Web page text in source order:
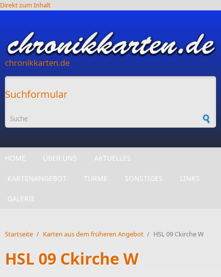
Direkt zum Inhalt
chronikkarten.de
Suchformular
HOME ÜBER UNS AKTUELLES
KARTENANGEBOT TÜRME SONSTIGES LINKS
GALERIE
Startseite / Karten aus dem früheren Angebot / HSL 09 Ckirche W
HSL 09 Ckirche W